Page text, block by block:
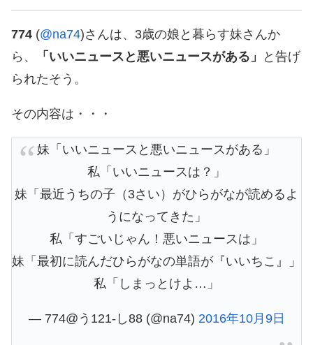
774 (@na74)さんは、3歳の娘と暮らす妹さんか
ら、
「いいニュースと悪いニュースがある」
と告げ
られたそう。
その内容は・・・
妹「いいニュースと悪いニュースがある」
私「いいニュースは？」
妹「最近うちの子（3さい）がひらがなが読めるよ
うになってきた」
私「すごいじゃん！悪いニュースは」
妹「最初に読んだひらがなの単語が『いいちこ』」
私「しまっとけよ…」
— 774@う121-し88 (@na74) 2016年10月9日